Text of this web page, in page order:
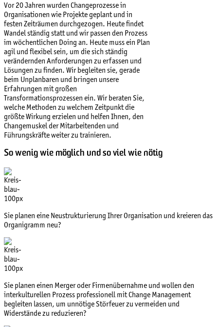
Vor 20 Jahren wurden Changeprozesse in
Organisationen wie Projekte geplant und in
festen Zeiträumen durchgezogen. Heute findet
Wandel ständig statt und wir passen den Prozess
im wöchentlichen Doing an. Heute muss ein Plan
agil und flexibel sein, um die sich ständig
verändernden Anforderungen zu erfassen und
Lösungen zu finden. Wir begleiten sie, gerade
beim Unplanbaren und bringen unsere
Erfahrungen mit großen
Transformationsprozessen ein. Wir beraten Sie,
welche Methoden zu welchem Zeitpunkt die
größte Wirkung erzielen und helfen Ihnen, den
Changemuskel der Mitarbeitenden und
Führungskräfte weiter zu trainieren.
So wenig wie möglich und so viel wie nötig
Sie planen eine Neustrukturierung Ihrer Organisation und kreieren das
Organigramm neu?
Sie planen einen Merger oder Firmenübernahme und wollen den
interkulturellen Prozess professionell mit Change Management
begleiten lassen, um unnötige Störfeuer zu vermeiden und
Widerstände zu reduzieren?